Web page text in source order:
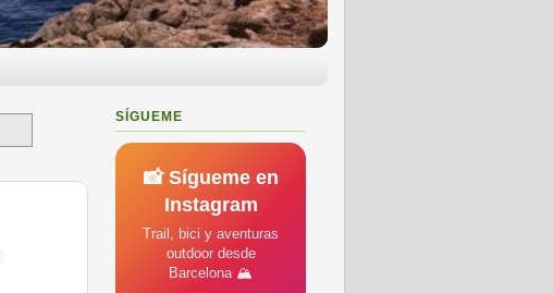
SÍGUEME
📸 Sígueme en
Instagram
Trail, bici y aventuras
outdoor desde
Barcelona 🏔️